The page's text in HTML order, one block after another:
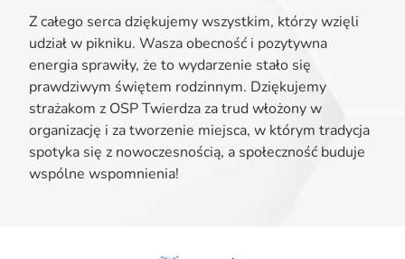
Z całego serca dziękujemy wszystkim, którzy wzięli
udział w pikniku. Wasza obecność i pozytywna
energia sprawiły, że to wydarzenie stało się
prawdziwym świętem rodzinnym. Dziękujemy
strażakom z OSP Twierdza za trud włożony w
organizację i za tworzenie miejsca, w którym tradycja
spotyka się z nowoczesnością, a społeczność buduje
wspólne wspomnienia!